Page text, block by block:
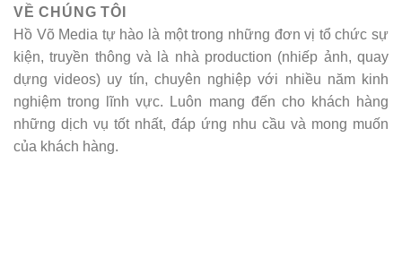
VỀ CHÚNG TÔI
Hồ Võ Media tự hào là một trong những đơn vị tổ chức sự
kiện, truyền thông và là nhà production (nhiếp ảnh, quay
dựng videos) uy tín, chuyên nghiệp với nhiều năm kinh
nghiệm trong lĩnh vực. Luôn mang đến cho khách hàng
những dịch vụ tốt nhất, đáp ứng nhu cầu và mong muốn
của khách hàng.